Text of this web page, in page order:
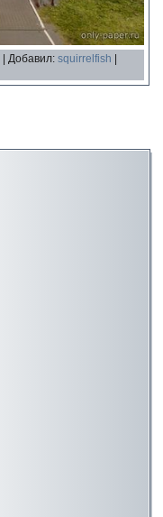
| Добавил: squirrelfish |